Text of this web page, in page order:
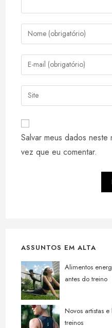
Digite
seu
nome
ou
de
usuário
para
comentar
Digite
seu
endereço
de
para
comentar
Digite
o
do
seu
site
Salvar meus dados
vez que eu comentar.
ASSUNTOS EM ALTA
Alimentos
antes do treino
Novos artistas
treinos